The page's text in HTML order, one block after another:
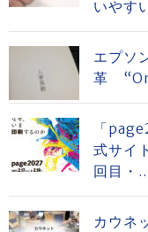
いやす
エプソ
革
「
式サイ
回目・
カウネ